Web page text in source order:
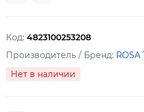
Код: 4823100253208
Производитель / Бренд: ROSA
Нет в наличии